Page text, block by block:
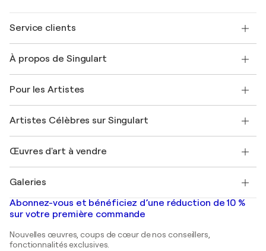
Service clients
Expédition
Offrir une carte cadeau
Rejoignez notre programme commercial
Mon compte
+33 1 76 44 06 42
À propos de Singulart
FAQ
Magazine Singulart
Emplois
Découvrez une sélection d'art original
Pour les Artistes
Se connecter en tant qu'Artiste
Artistes Célèbres sur Singulart
Marc Chagall
Banksy
Mr. Brainwash
Shepard Fairey
Œuvres d'art à vendre
Tableaux abstraits à vendre
Peintures de paysage
Estampes
Peintures acryliques
Galeries
Galeries d'art en France
Galeries d'art en Belgique
Abonnez-vous et bénéficiez d’une réduction de 10 %
sur votre première commande
Nouvelles œuvres, coups de cœur de nos conseillers,
fonctionnalités exclusives.